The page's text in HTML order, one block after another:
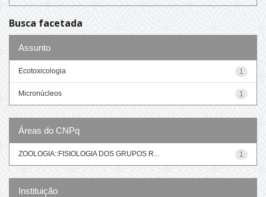
Busca facetada
Assunto
1
Ecotoxicologia
1
Micronúcleos
Áreas do CNPq
1
ZOOLOGIA::FISIOLOGIA DOS GRUPOS R...
Instituição